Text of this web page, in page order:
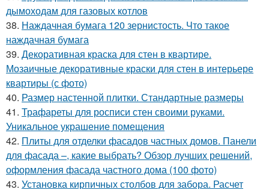
дымоходам для газовых котлов
38. Наждачная бумага 120 зернистость. Что такое
наждачная бумага
39. Декоративная краска для стен в квартире.
Мозаичные декоративные краски для стен в интерьере
квартиры (с фото)
40. Размер настенной плитки. Стандартные размеры
41. Трафареты для росписи стен своими руками.
Уникальное украшение помещения
42. Плиты для отделки фасадов частных домов. Панели
для фасада –, какие выбрать? Обзор лучших решений,
оформления фасада частного дома (100 фото)
43. Установка кирпичных столбов для забора. Расчет